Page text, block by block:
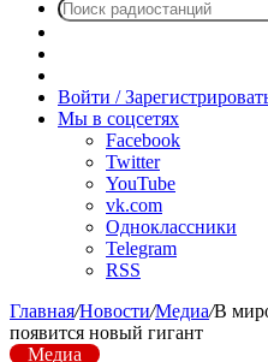
радио
Войти /
Мы в соцсетях
Facebook
Twitter
YouTube
vk.com
Одноклассники
Telegram
RSS
Главная/Новости/Медиа/В
появится новый гигант
Медиа